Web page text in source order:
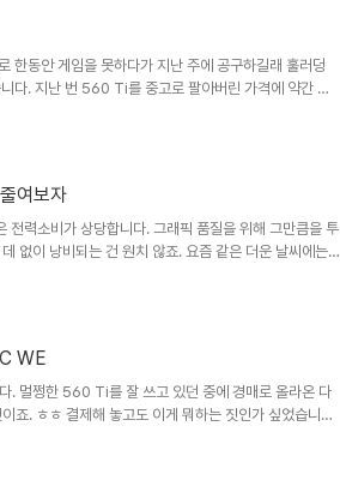
격임에도 불구하고 12개월 할부로 훅 질러버렸네요. 여
존에 사용중이던 970에 비해서 수치상으로 두..
한동안 게임을 못하다가 지난 주에 공구하길래 훌러덩
다. 지난 번 560 Ti를 중고로 팔아버린 가격에 약간 추
한 내용은 정보들이 넘쳐나는 관계로 인증샷 정도만 올
자인 참 맘에 듭니다. 깔끔한 모양새는 상급 모델보다
. 아이들시에 팬 소리가 워낙 조용해서 혹시나 하..
여보자
력소비가 상당합니다. 그래픽 품질을 위해 그만큼을 투
없이 낭비되는 건 원치 않죠. 요즘 같은 더운 날씨에는
더욱 가중시키다 보니 전력 소모를 줄일 수 있는 방법이
지 한 놈은 절전모드에서 놀고 있으면 전기를 덜 먹지 않
게임을 종료하고 nvidia 제어판으로 들어가 ..
WE
. 멀쩡한 560 Ti를 잘 쓰고 있던 중에 경매로 올라온 다
죠. ㅎㅎ 결제해 놓고도 이게 뭐하는 짓인가 싶었습니다
위에 것이 기사용중이던 ASUS 560 Ti입니다. 밑에가